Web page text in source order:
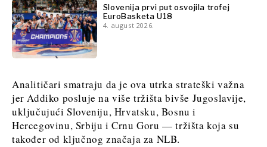
Slovenija prvi put osvojila trofej
EuroBasketa U18
4. august 2026.
Analitičari smatraju da je ova utrka strateški važna
jer Addiko posluje na više tržišta bivše Jugoslavije,
uključujući Sloveniju, Hrvatsku, Bosnu i
Hercegovinu, Srbiju i Crnu Goru — tržišta koja su
također od ključnog značaja za NLB.